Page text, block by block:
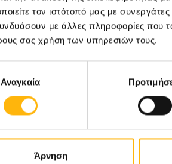
τον ιστότοπό μας με
με άλλες πληροφορίες που
σας χρήση των υπηρεσιών τους.
Αναγκαία
Άρνηση